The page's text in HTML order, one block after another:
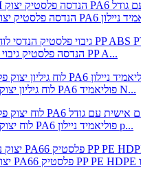
הנדסה פלסטיק גיבוי לוח יציקה ניילון PP A...
לוח גיליון יצוק פלסטיק הנדסי PA6 פוליאמיד N...
לוח יצוק פלסטיק הנדסי PA6 פוליאמיד ניילון p...